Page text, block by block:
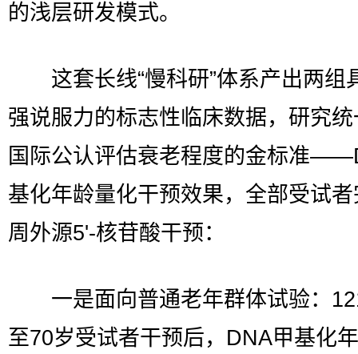
的浅层研发模式。
这套长线“慢科研”体系产出两组
强说服力的标志性临床数据，研究
国际公认评估衰老程度的金标准
基化年龄量化干预效果，全部受试
周外源5'-核苷酸干预：
一是面向普通老年群体试验：
至70岁受试者干预后，DNA甲基化